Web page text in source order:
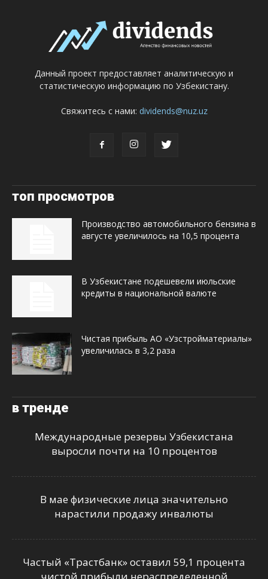
Данный проект предоставляет аналитическую и
статистическую информацию по Узбекистану.
Свяжитесь с нами: dividends@nuz.uz
топ просмотров
Производство автомобильного бензина в
августе увеличилось на 10,5 процента
В Узбекистане подешевели июльские
кредиты в национальной валюте
Чистая прибыль АО «Узстройматериалы»
увеличилась в 3,2 раза
в тренде
Международные резервы Узбекистана
выросли почти на 10 процентов
В мае физические лица значительно
нарастили продажу инвалюты
Частый «Трастбанк» оставил 59,1 процента